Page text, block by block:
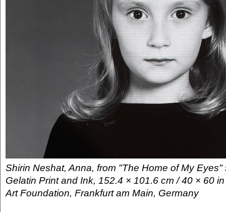
Shirin Neshat, Anna, from "The Home of My
Gelatin Print and Ink, 152.4 × 101.6 cm / 40 × 60
Art Foundation, Frankfurt am Main, Germany